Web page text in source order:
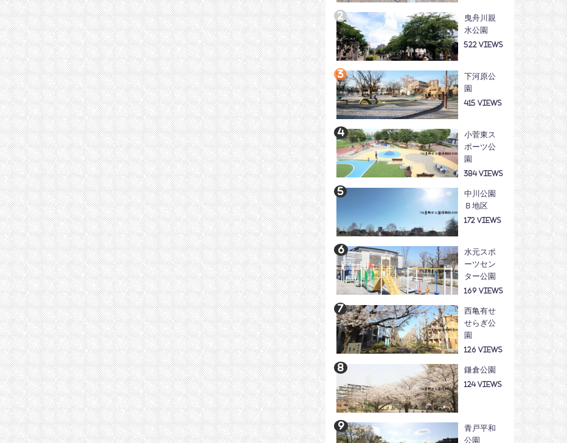
曳舟川親
水公園
522
下河原公
園
415
小菅東ス
ポーツ公
園
384
中川公園
Ｂ地区
172
水元スポ
ーツセン
ター公園
169
西亀有せ
せらぎ公
園
126
鎌倉公園
124
青戸平和
公園